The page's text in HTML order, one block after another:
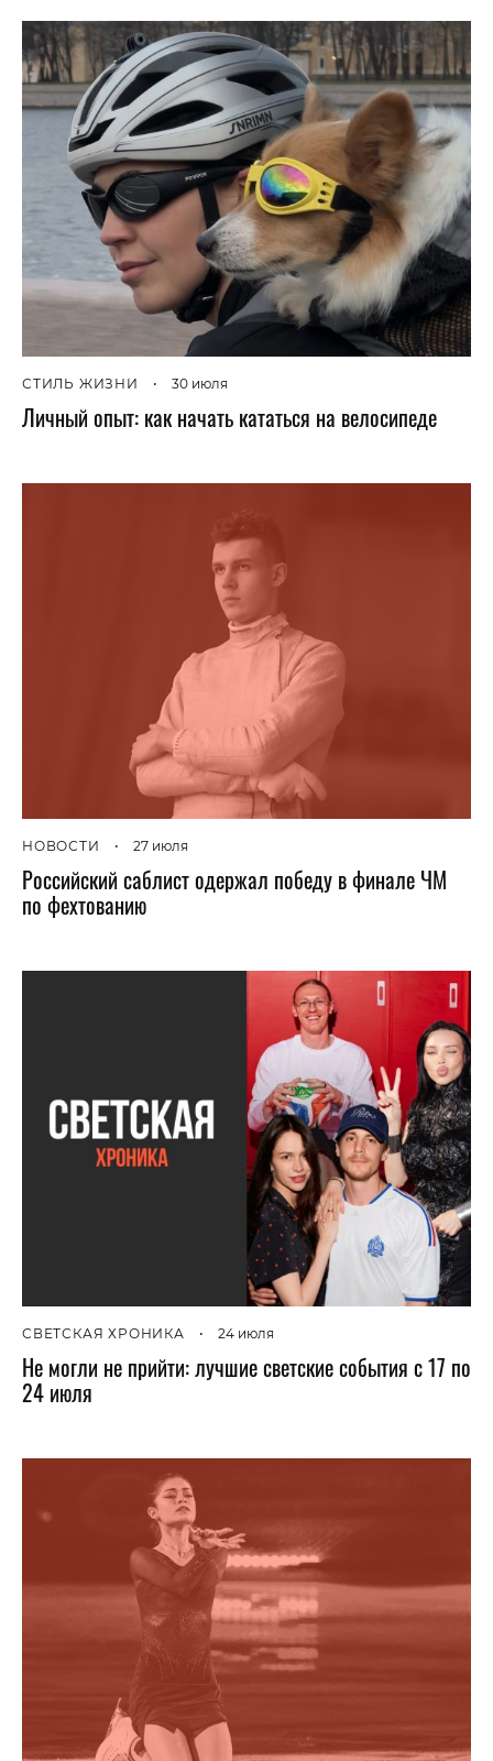
СТИЛЬ ЖИЗНИ • 30 июля
Личный опыт: как начать кататься на велосипеде
НОВОСТИ • 27 июля
Российский саблист одержал победу в финале ЧМ
по фехтованию
СВЕТСКАЯ ХРОНИКА • 24 июля
Не могли не прийти: лучшие светские события с 17 по
24 июля